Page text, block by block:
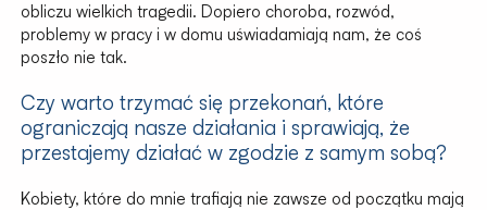
obliczu wielkich tragedii. Dopiero choroba, rozwód,
problemy w pracy i w domu uświadamiają nam, że coś
poszło nie tak.
Czy warto trzymać się przekonań, które
ograniczają nasze działania i sprawiają, że
przestajemy działać w zgodzie z samym sobą?
Kobiety, które do mnie trafiają nie zawsze od początku mają